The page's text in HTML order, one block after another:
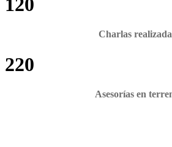
Charlas
220
Asesorías en